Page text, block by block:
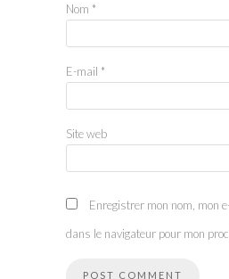
Nom *
E-mail *
Site web
Enregistrer mon nom, mon
dans le navigateur pour mon